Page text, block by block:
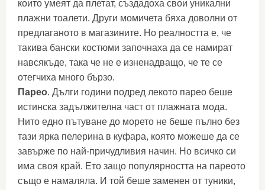
които умеят да плетат, създадоха свои уникални
плажни тоалети. Други момичета бяха доволни от
предлаганото в магазините. Но реалността е, че
такива бански костюми започнаха да се намират
навсякъде, така че не е изненадващо, че те се
отегчиха много бързо.
Парео. Дълги години подред лекото парео беше
истинска задължителна част от плажната мода.
Нито едно пътуване до морето не беше пълно без
тази ярка пелерина в куфара, която можеше да се
завърже по най-причудливия начин. Но всичко си
има своя край. Ето защо популярността на пареото
също е намаляла. И той беше заменен от туники,